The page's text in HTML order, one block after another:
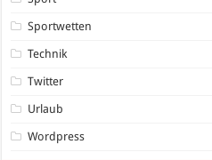
Sportwetten
Technik
Twitter
Urlaub
Wordpress